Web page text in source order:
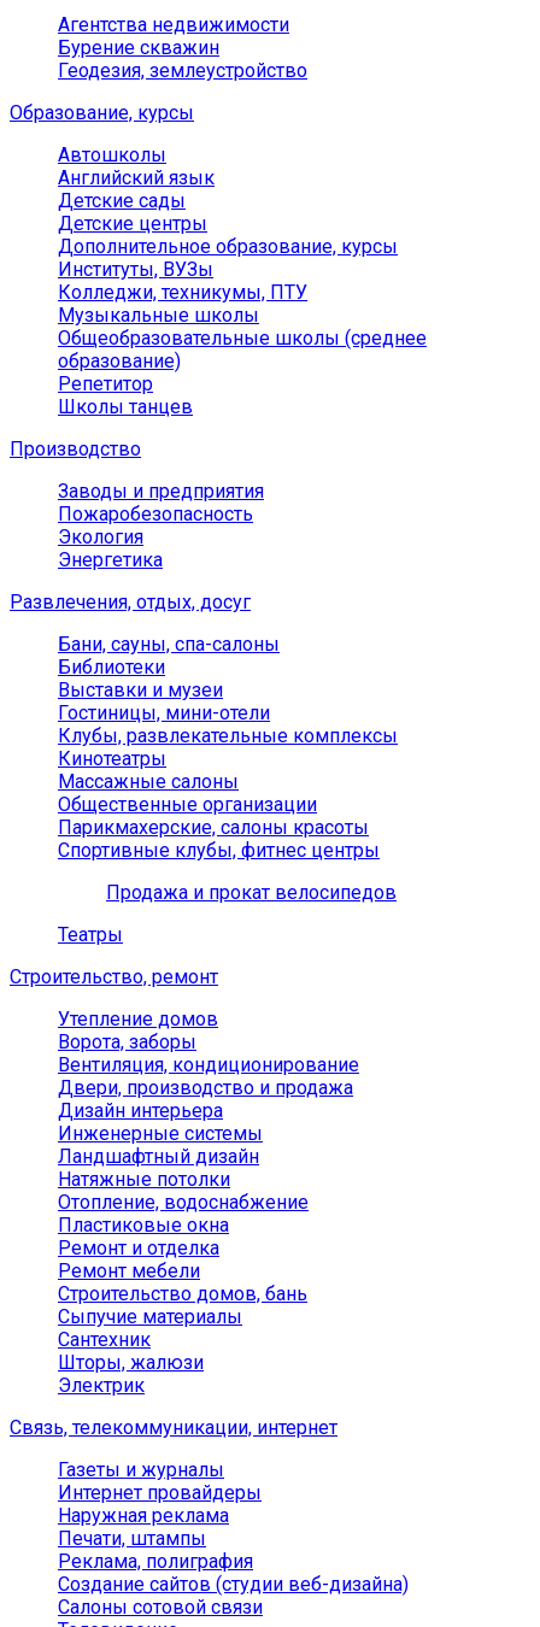
Агентства недвижимости
Бурение скважин
Геодезия, землеустройство
Образование, курсы
Автошколы
Английский язык
Детские сады
Детские центры
Дополнительное образование, курсы
Институты, ВУЗы
Колледжи, техникумы, ПТУ
Музыкальные школы
Общеобразовательные школы (среднее
образование)
Репетитор
Школы танцев
Производство
Заводы и предприятия
Пожаробезопасность
Экология
Энергетика
Развлечения, отдых, досуг
Бани, сауны, спа-салоны
Библиотеки
Выставки и музеи
Гостиницы, мини-отели
Клубы, развлекательные комплексы
Кинотеатры
Массажные салоны
Общественные организации
Парикмахерские, салоны красоты
Спортивные клубы, фитнес центры
Продажа и прокат велосипедов
Театры
Строительство, ремонт
Утепление домов
Ворота, заборы
Вентиляция, кондиционирование
Двери, производство и продажа
Дизайн интерьера
Инженерные системы
Ландшафтный дизайн
Натяжные потолки
Отопление, водоснабжение
Пластиковые окна
Ремонт и отделка
Ремонт мебели
Строительство домов, бань
Сыпучие материалы
Сантехник
Шторы, жалюзи
Электрик
Связь, телекоммуникации, интернет
Газеты и журналы
Интернет провайдеры
Наружная реклама
Печати, штампы
Реклама, полиграфия
Создание сайтов (студии веб-дизайна)
Салоны сотовой связи